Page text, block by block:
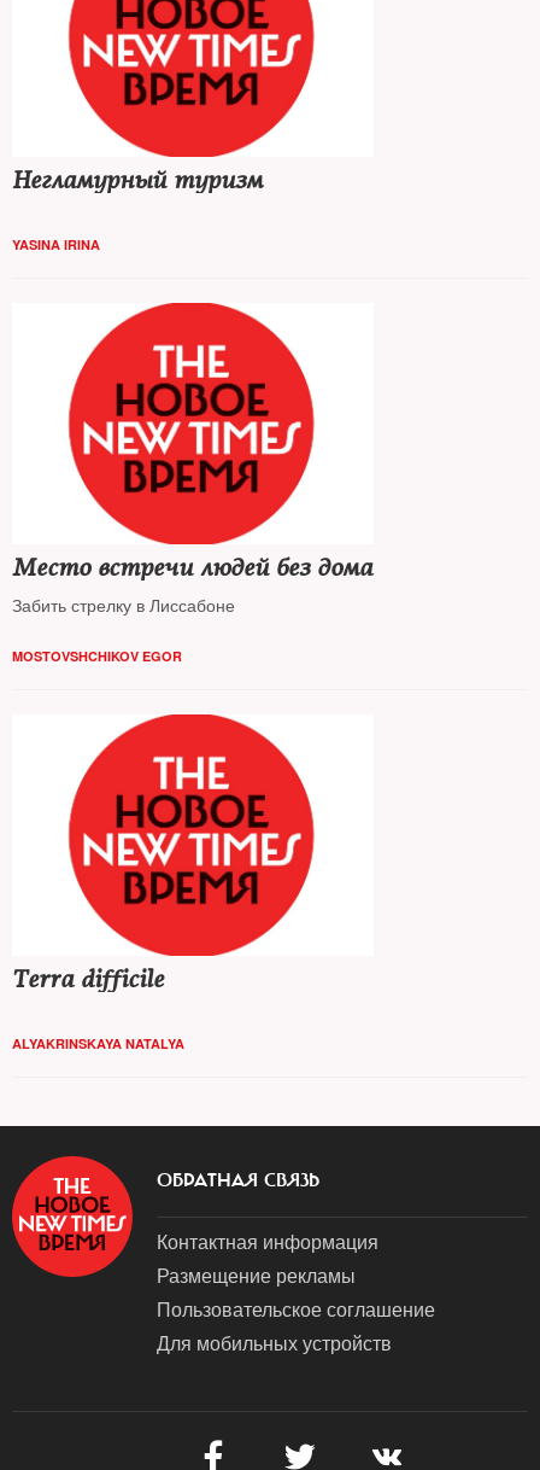
Негламурный туризм
YASINA IRINA
Место встречи людей без дома
Забить стрелку в Лиссабоне
MOSTOVSHCHIKOV EGOR
Terra difficile
ALYAKRINSKAYA NATALYA
ОБРАТНАЯ СВЯЗЬ
Контактная информация
Размещение рекламы
Пользовательское соглашение
Для мобильных устройств